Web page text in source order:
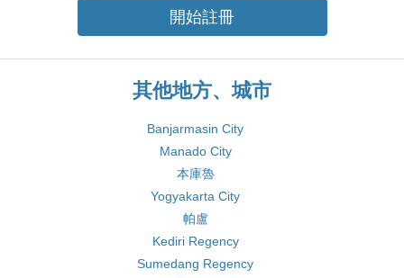
開始註冊
其他地方、城市
Banjarmasin City
Manado City
本庫魯
Yogyakarta City
帕盧
Kediri Regency
Sumedang Regency